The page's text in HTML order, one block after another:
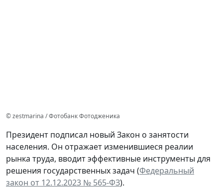
© zestmarina / Фотобанк Фотодженика
Президент подписал новый Закон о занятости
населения. Он отражает изменившиеся реалии
рынка труда, вводит эффективные инструменты для
решения государственных задач (Федеральный
закон от 12.12.2023 № 565-ФЗ).